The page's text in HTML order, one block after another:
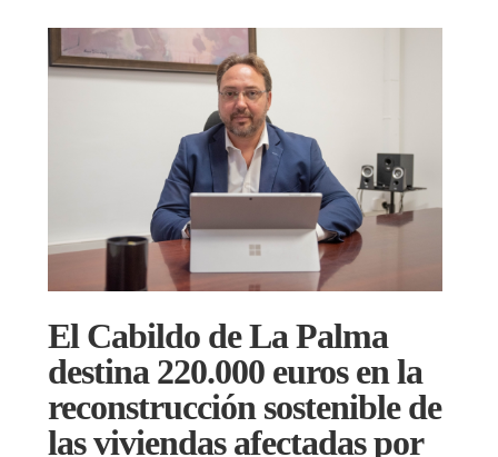
El Cabildo de La Palma
destina 220.000 euros en la
reconstrucción sostenible de
las viviendas afectadas por